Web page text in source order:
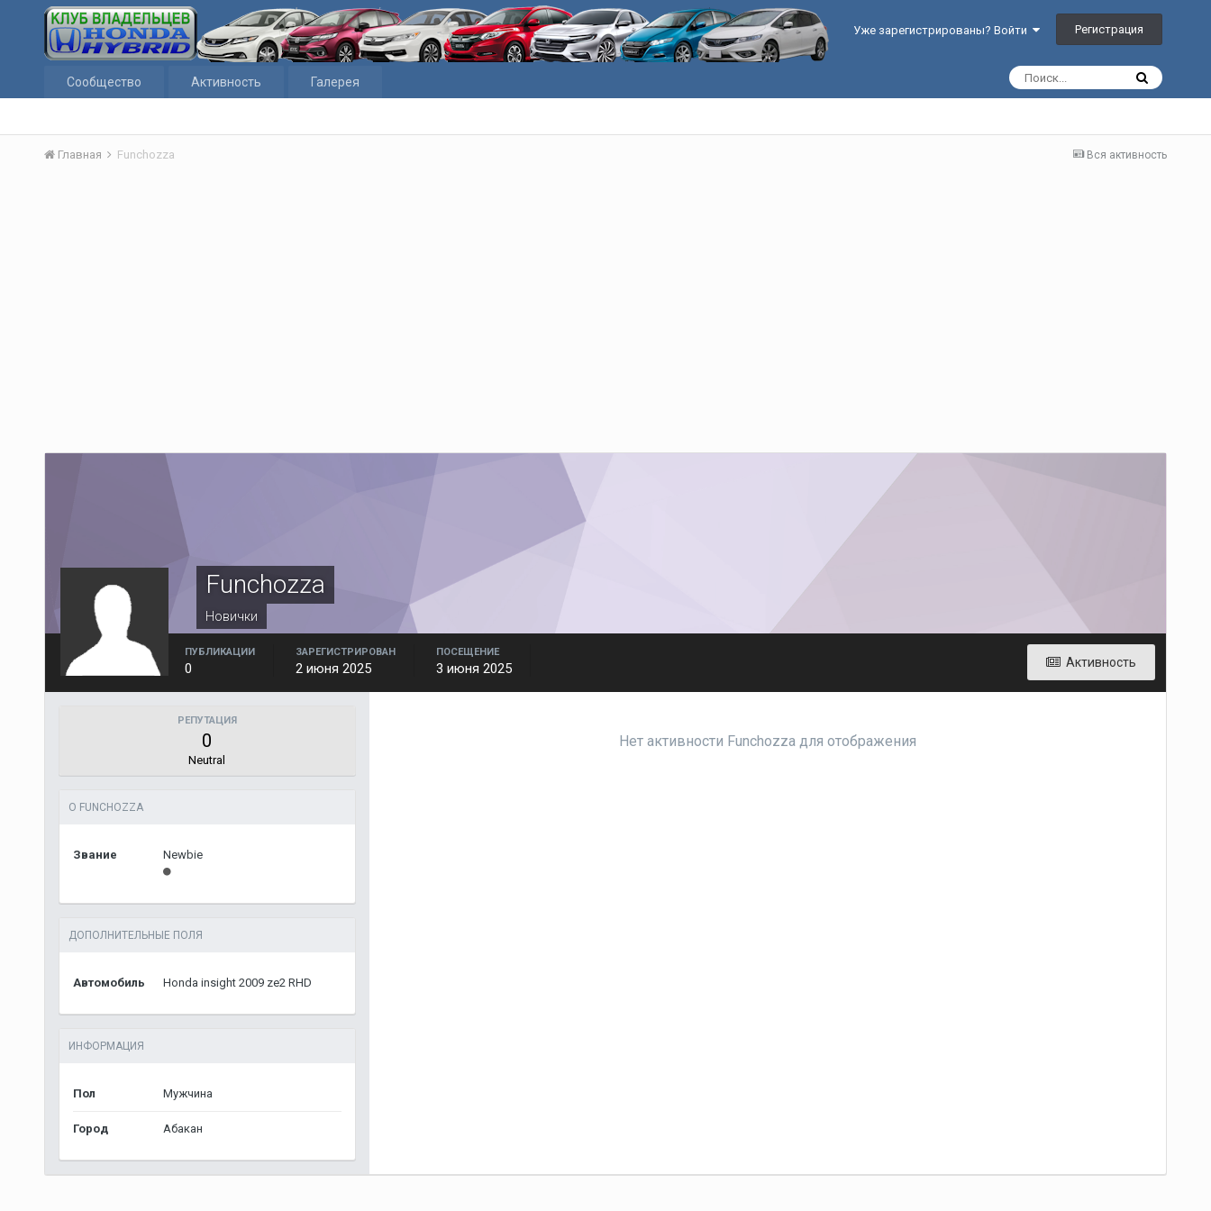
Уже зарегистрированы? Войти Регистрация
Сообщество Активность Галерея
Вся активность
Главная Funchozza
Funchozza
Новички
Активность
ПУБЛИКАЦИИ
0
ЗАРЕГИСТРИРОВАН
2 июня 2025
ПОСЕЩЕНИЕ
3 июня 2025
РЕПУТАЦИЯ
0
Neutral
О FUNCHOZZA
Звание Newbie
ДОПОЛНИТЕЛЬНЫЕ ПОЛЯ
Автомобиль Honda insight 2009 ze2 RHD
ИНФОРМАЦИЯ
Пол Мужчина
Город Абакан
Нет активности Funchozza для отображения